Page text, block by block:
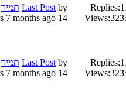
Replies:
Views:
Last Post by
תמיר
14 years 7 months ago
Replies:
Views:
Last Post by
תמיר
14 years 7 months ago